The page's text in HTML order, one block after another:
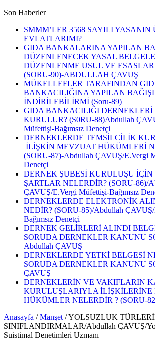
Son Haberler
SMMM’LER 3568 SAYILI YASANIN
EVLATLARIMI?
GIDA BANKALARINA YAPILAN
DÜZENLENECEK YASAL
DÜZENLENME USUL VE
(SORU-90)-ABDULLAH ÇAVUŞ
MÜKELLEFLER TARAFINDAN
BANKACILIĞINA YAPILAN
İNDİRİLEBİLİRMİ (Soru-89)
GIDA BANKACILIĞI DERNEKLERİ
KURULUR? (S0RU-88)Abdullah
Müfettişi-Bağımsız Denetçi
DERNEKLERDE TEMSİLCİLİK
İLİŞKİN MEVZUAT HÜKÜMLERİ
(SORU-87)-Abdullah ÇAVUŞ/E.Vergi
Denetçi
DERNEK ŞUBESİ KURULUŞU
ŞARTLAR NELERDİR? (SORU-86)/
ÇAVUŞ/E.Vergi Müfettişi-Bağımsız
DERNEKLERDE ELEKTRONİK
NEDİR? (SORU-85)/Abdullah
Bağımsız Denetçi
DERNEK GELİRLERİ ALINDI
SORUDA DERNEKLER KANUNU
Abdullah ÇAVUŞ
DERNEKLERDE YETKİ BELGESİ
SORUDA DERNEKLER KANUNU
ÇAVUŞ
DERNEKLERİN VE VAKIFLARIN
KURULUŞLARIYLA İLİŞKİLERİNE
HÜKÜMLER NELERDİR ? (SORU-
Anasayfa / Manşet /YOLSUZLUK
SINIFLANDIRMALAR/Abdullah ÇAVUŞ/
Suistimal Denetimleri Uzmanı